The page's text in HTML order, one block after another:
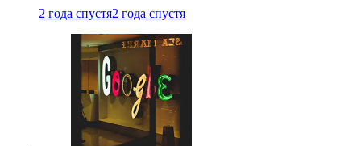
2 года спустя2 года спустя